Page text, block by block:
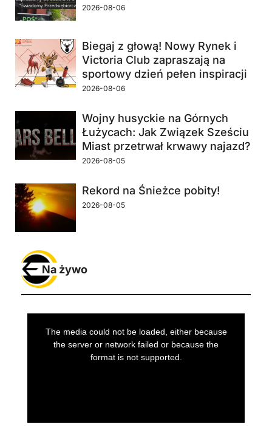
2026-08-06
Biegaj z głową! Nowy Rynek i
Victoria Club zapraszają na
sportowy dzień pełen inspiracji
2026-08-06
Wojny husyckie na Górnych
Łużycach: Jak Związek Sześciu
Miast przetrwał krwawy najazd?
2026-08-05
Rekord na Śnieżce pobity!
2026-08-05
Na żywo